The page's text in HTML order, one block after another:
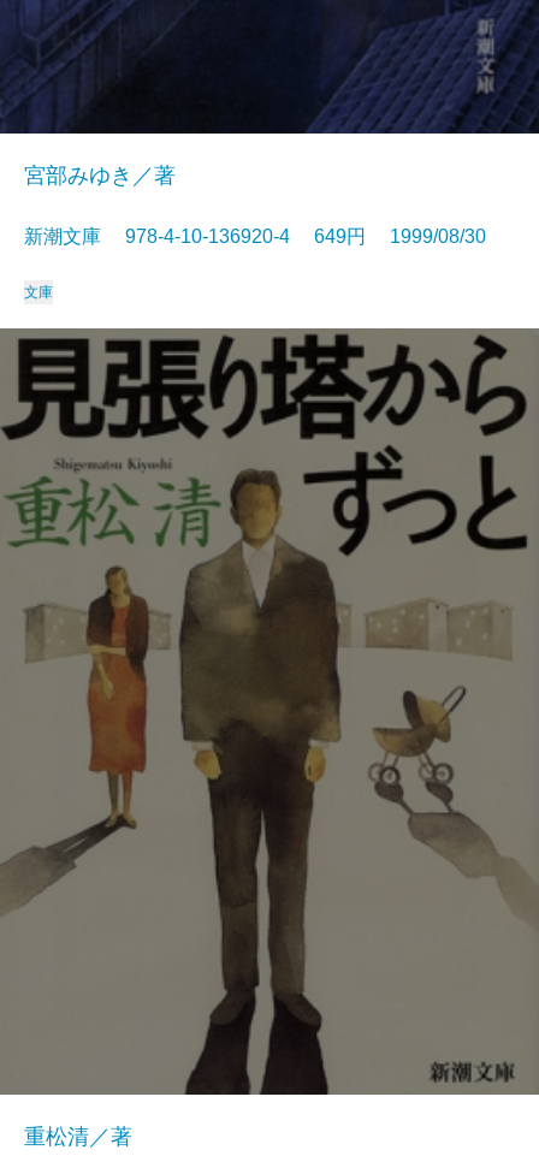
宮部みゆき／著
新潮文庫 978-4-10-136920-4 649円 1999/08/30
文庫
重松清／著